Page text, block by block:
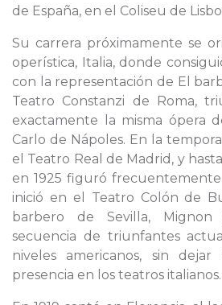
de España, en el Coliseu de
Su carrera próximamente se
operística, Italia, donde
con la representación de El
Teatro Constanzi de Roma,
exactamente la misma ópera
Carlo de Nápoles. En la
el Teatro Real de Madrid, y
en 1925 figuró frecuentemente
inició en el Teatro Colón de
barbero de Sevilla,
secuencia de triunfantes
niveles americanos, sin
presencia en los teatros italianos.